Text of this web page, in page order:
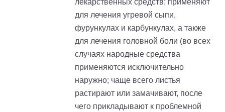
лекарственных средств; применяют
для лечения угревой сыпи,
фурункулах и карбункулах, а также
для лечения головной боли (во всех
случаях народные средства
применяются исключительно
наружно; чаще всего листья
растирают или замачивают, после
чего прикладывают к проблемной